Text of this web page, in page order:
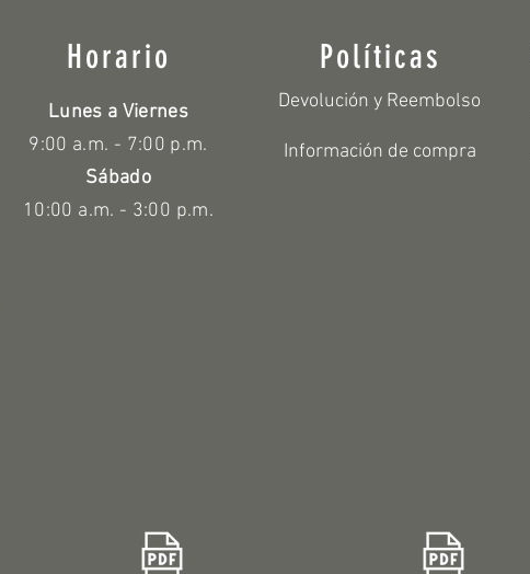
Lunes a Viernes
9:00 a.m. - 7:00 p.m.
Sábado
10:00 a.m. - 3:00 p.m.
Horario
Devolución y Reembolso
Información de compra
Políticas